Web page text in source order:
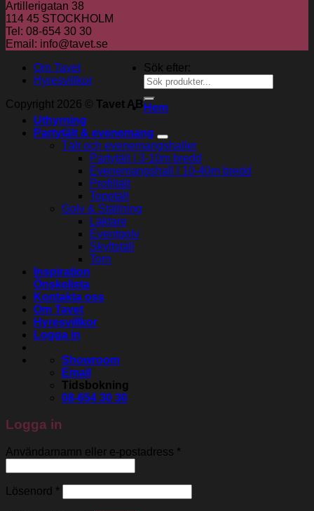
Artillerigatan 38
114 45 STOCKHOLM
Tel: 08-654 30 30
Email: info@tavet.se
Om Tavet
Hyresvillkor
Copyright 2026 © Tavet AB
Sök efter:
Hem
Uthyrning
Partytält & evenemang
Tält och evenemangshaller
Partytält | 3-10m bredd
Evenemangshall | 10-40m bredd
Profiltält
Topptält
Golv & Ställning
Läktare
Eventgolv
Skyltställ
Torn
Inspiration
Önskelista
Kontakta oss
Om Tavet
Hyresvillkor
Logga in
Showroom
Email
Tidsbokning
08-654 30 30
Logga in
Användarnamn eller e-postadress *
Lösenord *